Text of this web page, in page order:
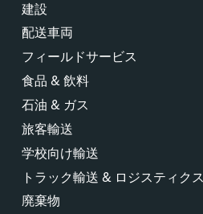
建設
配送車両
フィールドサービス
食品 & 飲料
石油 & ガス
旅客輸送
学校向け輸送
トラック輸送 & ロジスティクス
廃棄物